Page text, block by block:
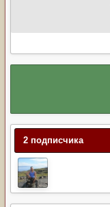
2 подписчика